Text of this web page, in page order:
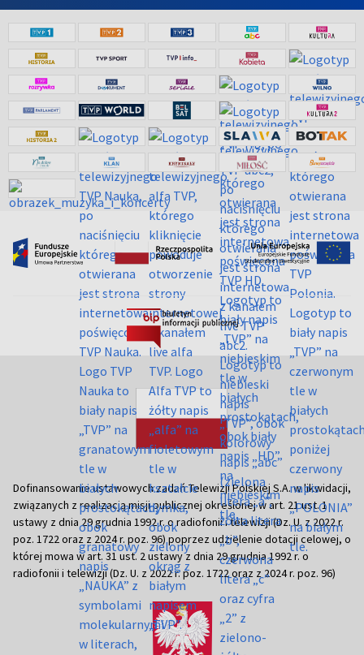
Dofinansowanie ustawowych zadań Telewizji Polskiej S.A. w likwidacji,
związanych z realizacją misji publicznej określonej w art. 21 ust. 1
ustawy z dnia 29 grudnia 1992 r. o radiofonii i telewizji (Dz. U. z 2022 r.
poz. 1722 oraz z 2024 r. poz. 96) poprzez udzielenie dotacji celowej, o
której mowa w art. 31 ust. 2 ustawy z dnia 29 grudnia 1992 r. o
radiofonii i telewizji (Dz. U. z 2022 r. poz. 1722 oraz z 2024 r. poz. 96)